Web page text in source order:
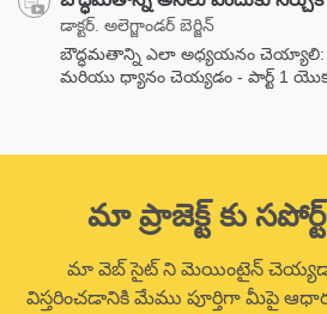
డాక్టర్. అలెగ్జాండర్ బెర్జిన్
బౌద్ధమతాన్ని ఎలా అధ్యయనం చెయ్యాలి:
మరియు ధ్యానం చెయ్యడం - పార్ట్ 1
మా ప్రాజెక్ట్ కు
మా వెబ్ సైట్ ని మెయింటైన్
విస్తరించడానికి మేము పూర్తిగా మీపై